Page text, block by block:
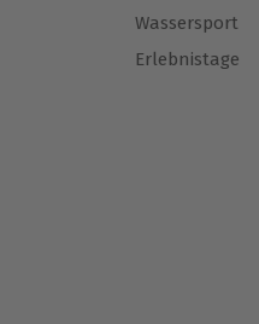
Wassersport
Erlebnistage